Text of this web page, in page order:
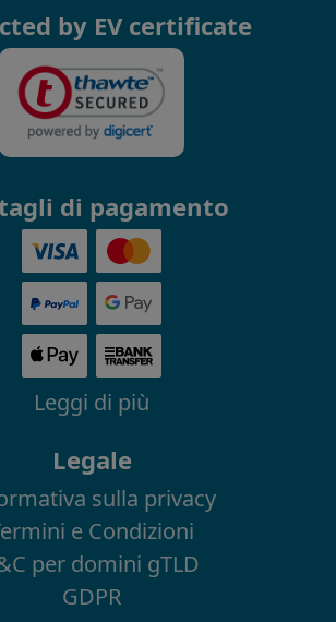
by EV certificate
di pagamento
Leggi di più
Legale
sulla privacy
e Condizioni
per domini gTLD
GDPR